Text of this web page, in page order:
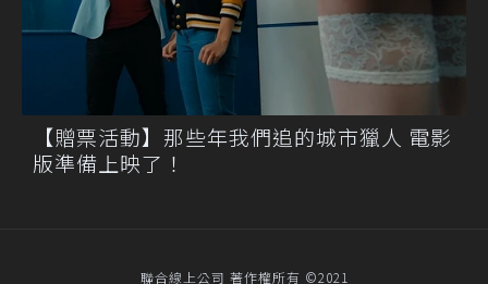
【贈票活動】那些年我們追的城市獵人 電影
版準備上映了！
聯合線上公司 著作權所有 ©2021